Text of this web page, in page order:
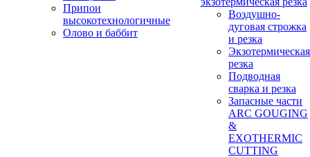
Припои
высокотехнологичные
Олово и баббит
Воздушно-
дуговая строжка
и резка
Экзотермическая
резка
Подводная
сварка и резка
Запасные части
ARC GOUGING
&
EXOTHERMIC
CUTTING